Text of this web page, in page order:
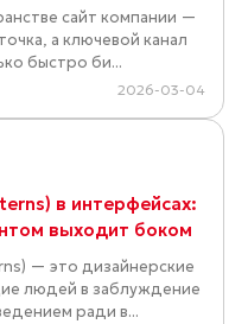
сайт компании —
а ключевой канал
быстро би...
2026-03-04
в интерфейсах:
выходит боком
— это дизайнерские
людей в заблуждение
ради в...